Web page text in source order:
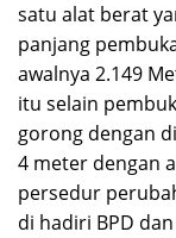
satu alat berat
panjang
awalnya 2.149
itu selain
gorong dengan
4 meter dengan
persedur
di hadiri BPD